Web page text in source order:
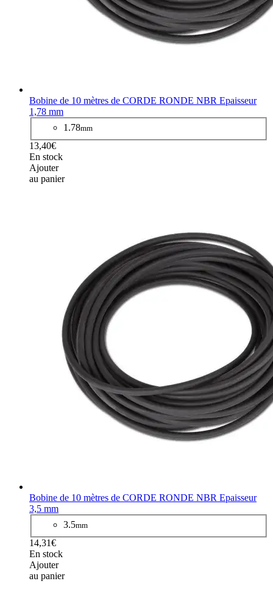
Bobine de 10 mètres de CORDE RONDE NBR Epaisseur
1,78 mm
1.78mm
13,40€
En stock
Ajouter
au panier
Bobine de 10 mètres de CORDE RONDE NBR Epaisseur
3,5 mm
3.5mm
14,31€
En stock
Ajouter
au panier